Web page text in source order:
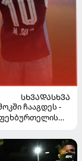
ᲡᲮᲕᲐᲓᲐᲡᲮᲕᲐ
ჩააგდეს -